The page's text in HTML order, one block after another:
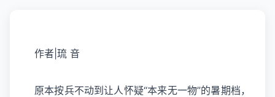
作者|琉 音
原本按兵不动到让人怀疑“本来无一物”的暑期档，